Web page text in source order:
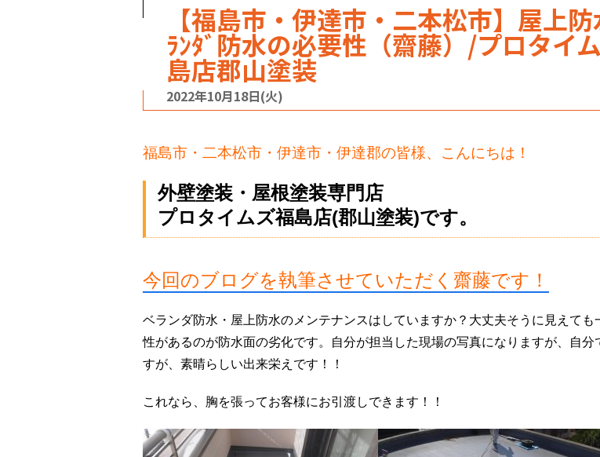
【福島市・伊達市・二本松市】屋上防
ﾗﾝﾀﾞ防水の必要性（齋藤）/プロタイ
島店郡山塗装
2022年10月18日(火)
福島市・二本松市・伊達市・伊達郡の皆様、こんにちは！
外壁塗装・屋根塗装専門店
プロタイムズ福島店(郡山塗装)です。
今回のブログを執筆させていただく齋藤です！
ベランダ防水・屋上防水のメンテナンスはしていますか？大丈夫そうに見えても
性があるのが防水面の劣化です。自分が担当した現場の写真になりますが、自分
すが、素晴らしい出来栄えです！！
これなら、胸を張ってお客様にお引渡しできます！！